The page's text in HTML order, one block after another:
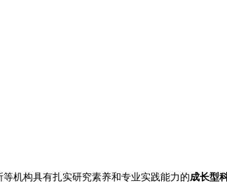
机构具有扎实研究素养和专业实践能力的成长型